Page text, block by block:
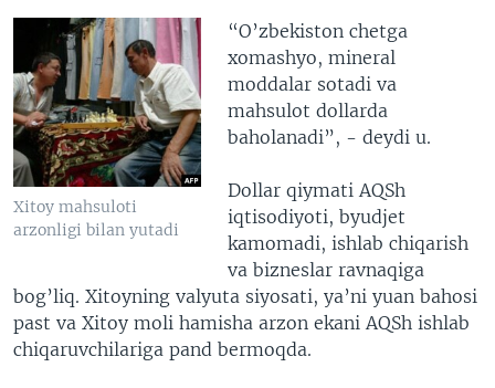
Xitoy mahsuloti
arzonligi bilan yutadi
“O’zbekiston chetga
xomashyo, mineral
moddalar sotadi va
mahsulot dollarda
baholanadi”, - deydi u.
Dollar qiymati AQSh
iqtisodiyoti, byudjet
kamomadi, ishlab chiqarish
va bizneslar ravnaqiga
bog’liq. Xitoyning valyuta siyosati, ya’ni yuan bahosi
past va Xitoy moli hamisha arzon ekani AQSh ishlab
chiqaruvchilariga pand bermoqda.